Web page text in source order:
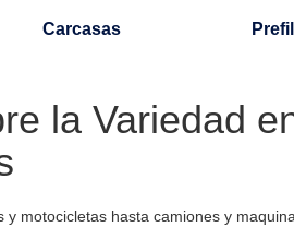
Carcasas
la Variedad
y motocicletas hasta camiones y